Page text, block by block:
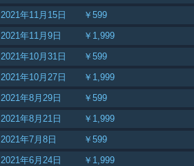
2021年11月15日
￥599
2021年11月9日
￥1,999
2021年10月31日
￥599
2021年10月27日
￥1,999
2021年8月29日
￥599
2021年8月21日
￥1,999
2021年7月8日
￥599
2021年6月24日
￥1,999